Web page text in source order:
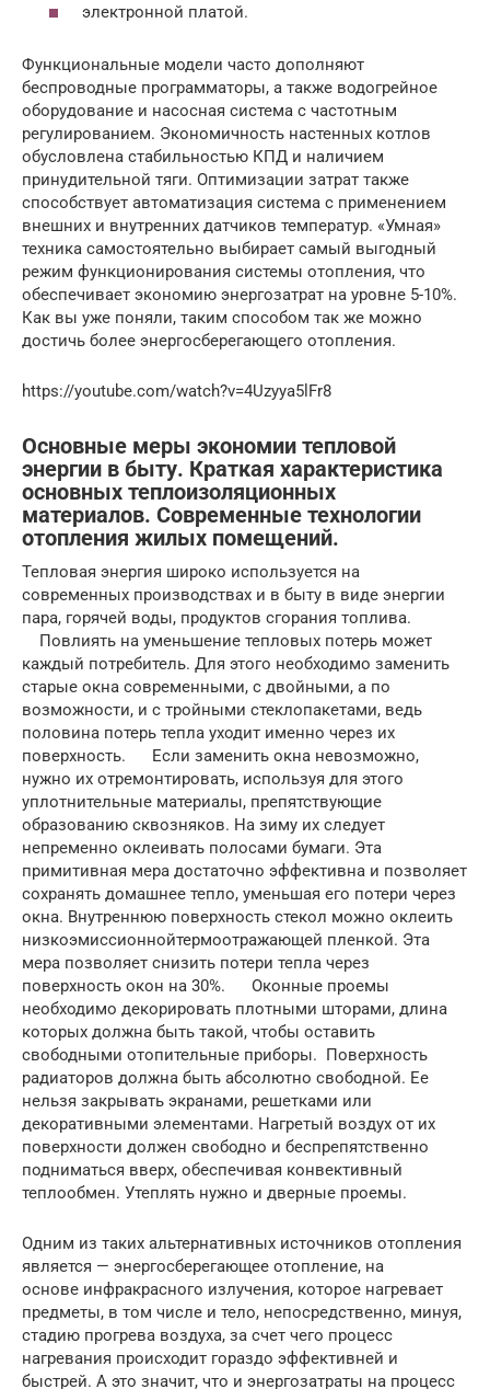
электронной платой.
Функциональные модели часто дополняют
беспроводные программаторы, а также водогрейное
оборудование и насосная система с частотным
регулированием. Экономичность настенных котлов
обусловлена стабильностью КПД и наличием
принудительной тяги. Оптимизации затрат также
способствует автоматизация система с применением
внешних и внутренних датчиков температур. «Умная»
техника самостоятельно выбирает самый выгодный
режим функционирования системы отопления, что
обеспечивает экономию энергозатрат на уровне 5-10%.
Как вы уже поняли, таким способом так же можно
достичь более энергосберегающего отопления.
https://youtube.com/watch?v=4Uzyya5lFr8
Основные меры экономии тепловой
энергии в быту. Краткая характеристика
основных теплоизоляционных
материалов. Современные технологии
отопления жилых помещений.
Тепловая энергия широко используется на
современных производствах и в быту в виде энергии
пара, горячей воды, продуктов сгорания топлива.
Повлиять на уменьшение тепловых потерь может
каждый потребитель. Для этого необходимо заменить
старые окна современными, с двойными, а по
возможности, и с тройными стеклопакетами, ведь
половина потерь тепла уходит именно через их
поверхность. Если заменить окна невозможно,
нужно их отремонтировать, используя для этого
уплотнительные материалы, препятствующие
образованию сквозняков. На зиму их следует
непременно оклеивать полосами бумаги. Эта
примитивная мера достаточно эффективна и позволяет
сохранять домашнее тепло, уменьшая его потери через
окна. Внутреннюю поверхность стекол можно оклеить
низкоэмиссионнойтермоотражающей пленкой. Эта
мера позволяет снизить потери тепла через
поверхность окон на 30%. Оконные проемы
необходимо декорировать плотными шторами, длина
которых должна быть такой, чтобы оставить
свободными отопительные приборы. Поверхность
радиаторов должна быть абсолютно свободной. Ее
нельзя закрывать экранами, решетками или
декоративными элементами. Нагретый воздух от их
поверхности должен свободно и беспрепятственно
подниматься вверх, обеспечивая конвективный
теплообмен. Утеплять нужно и дверные проемы.
Одним из таких альтернативных источников отопления
является — энергосберегающее отопление, на
основе инфракрасного излучения, которое нагревает
предметы, в том числе и тело, непосредственно, минуя,
стадию прогрева воздуха, за счет чего процесс
нагревания происходит гораздо эффективней и
быстрей. А это значит, что и энергозатраты на процесс